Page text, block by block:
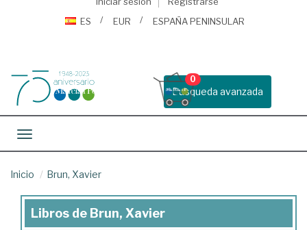
ES
EUR ESPAÑA PENINSULAR
Busqueda avanzada
0
Toggle navigation
Inicio Brun, Xavier
Libros
Libros de Brun, Xavier